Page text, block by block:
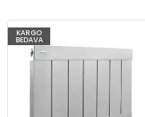
KARGO
BEDAVA